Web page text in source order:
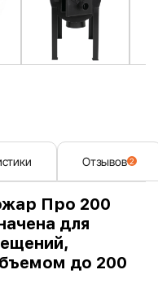
Отзывов 2
Про 200
для
до 200